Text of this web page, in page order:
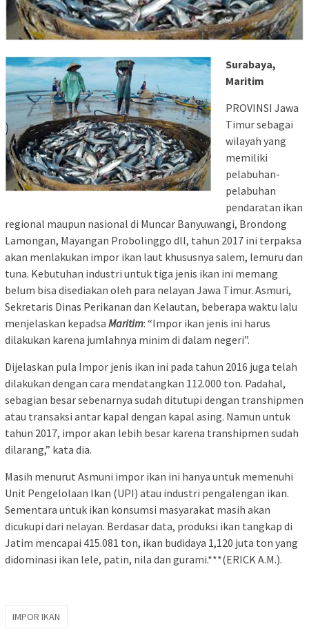
Surabaya,
Maritim
PROVINSI Jawa
Timur sebagai
wilayah yang
memiliki
pelabuhan-
pelabuhan
pendaratan ikan
regional maupun nasional di Muncar Banyuwangi, Brondong
Lamongan, Mayangan Probolinggo dll, tahun 2017 ini terpaksa
akan menlakukan impor ikan laut khususnya salem, lemuru dan
tuna. Kebutuhan industri untuk tiga jenis ikan ini memang
belum bisa disediakan oleh para nelayan Jawa Timur. Asmuri,
Sekretaris Dinas Perikanan dan Kelautan, beberapa waktu lalu
menjelaskan kepadsa Maritim: “Impor ikan jenis ini harus
dilakukan karena jumlahnya minim di dalam negeri”.
Dijelaskan pula Impor jenis ikan ini pada tahun 2016 juga telah
dilakukan dengan cara mendatangkan 112.000 ton. Padahal,
sebagian besar sebenarnya sudah ditutupi dengan transhipmen
atau transaksi antar kapal dengan kapal asing. Namun untuk
tahun 2017, impor akan lebih besar karena transhipmen sudah
dilarang,” kata dia.
Masih menurut Asmuni impor ikan ini hanya untuk memenuhi
Unit Pengelolaan Ikan (UPI) atau industri pengalengan ikan.
Sementara untuk ikan konsumsi masyarakat masih akan
dicukupi dari nelayan. Berdasar data, produksi ikan tangkap di
Jatim mencapai 415.081 ton, ikan budidaya 1,120 juta ton yang
didominasi ikan lele, patin, nila dan gurami.***(ERICK A.M.).
IMPOR IKAN